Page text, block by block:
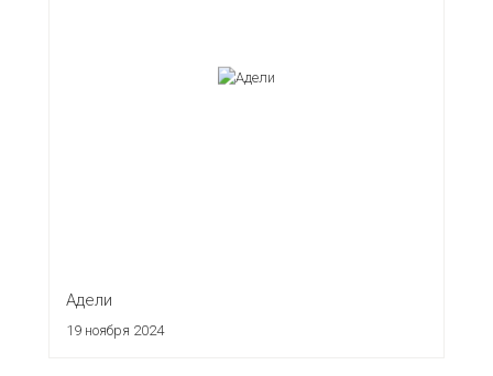
Адели
19 ноября 2024